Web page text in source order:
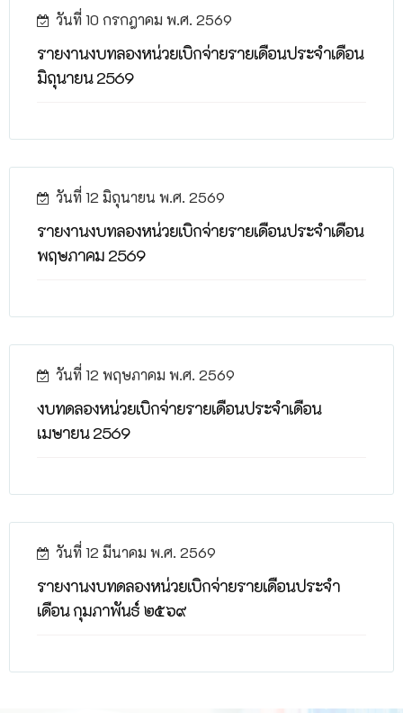
วันที่ 10 กรกฎาคม พ.ศ. 2569
รายงานงบทลองหน่วยเบิกจ่ายรายเดือนประจำเดือน
มิถุนายน 2569
วันที่ 12 มิถุนายน พ.ศ. 2569
รายงานงบทลองหน่วยเบิกจ่ายรายเดือนประจำเดือน
พฤษภาคม 2569
วันที่ 12 พฤษภาคม พ.ศ. 2569
งบทดลองหน่วยเบิกจ่ายรายเดือนประจำเดือน
เมษายน 2569
วันที่ 12 มีนาคม พ.ศ. 2569
รายงานงบทดลองหน่วยเบิกจ่ายรายเดือนประจำ
เดือน กุมภาพันธ์ ๒๕๖๙